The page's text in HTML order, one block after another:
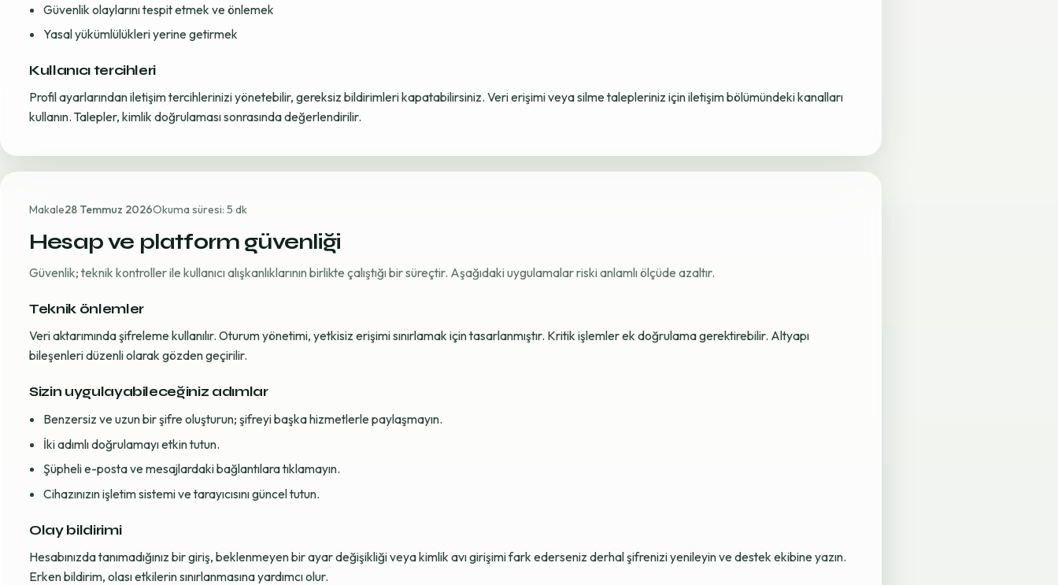
Güvenlik olaylarını tespit etmek ve önlemek
Yasal yükümlülükleri yerine getirmek
Kullanıcı tercihleri
Profil ayarlarından iletişim tercihlerinizi yönetebilir, gereksiz bildirimleri kapatabilirsiniz. Veri erişimi veya silme talepleriniz için iletişim bölümündeki kanalları
kullanın. Talepler, kimlik doğrulaması sonrasında değerlendirilir.
Makale28 Temmuz 2026Okuma süresi: 5 dk
Hesap ve platform güvenliği
Güvenlik; teknik kontroller ile kullanıcı alışkanlıklarının birlikte çalıştığı bir süreçtir. Aşağıdaki uygulamalar riski anlamlı ölçüde azaltır.
Teknik önlemler
Veri aktarımında şifreleme kullanılır. Oturum yönetimi, yetkisiz erişimi sınırlamak için tasarlanmıştır. Kritik işlemler ek doğrulama gerektirebilir. Altyapı
bileşenleri düzenli olarak gözden geçirilir.
Sizin uygulayabileceğiniz adımlar
Benzersiz ve uzun bir şifre oluşturun; şifreyi başka hizmetlerle paylaşmayın.
İki adımlı doğrulamayı etkin tutun.
Şüpheli e-posta ve mesajlardaki bağlantılara tıklamayın.
Cihazınızın işletim sistemi ve tarayıcısını güncel tutun.
Olay bildirimi
Hesabınızda tanımadığınız bir giriş, beklenmeyen bir ayar değişikliği veya kimlik avı girişimi fark ederseniz derhal şifrenizi yenileyin ve destek ekibine yazın.
Erken bildirim, olası etkilerin sınırlanmasına yardımcı olur.